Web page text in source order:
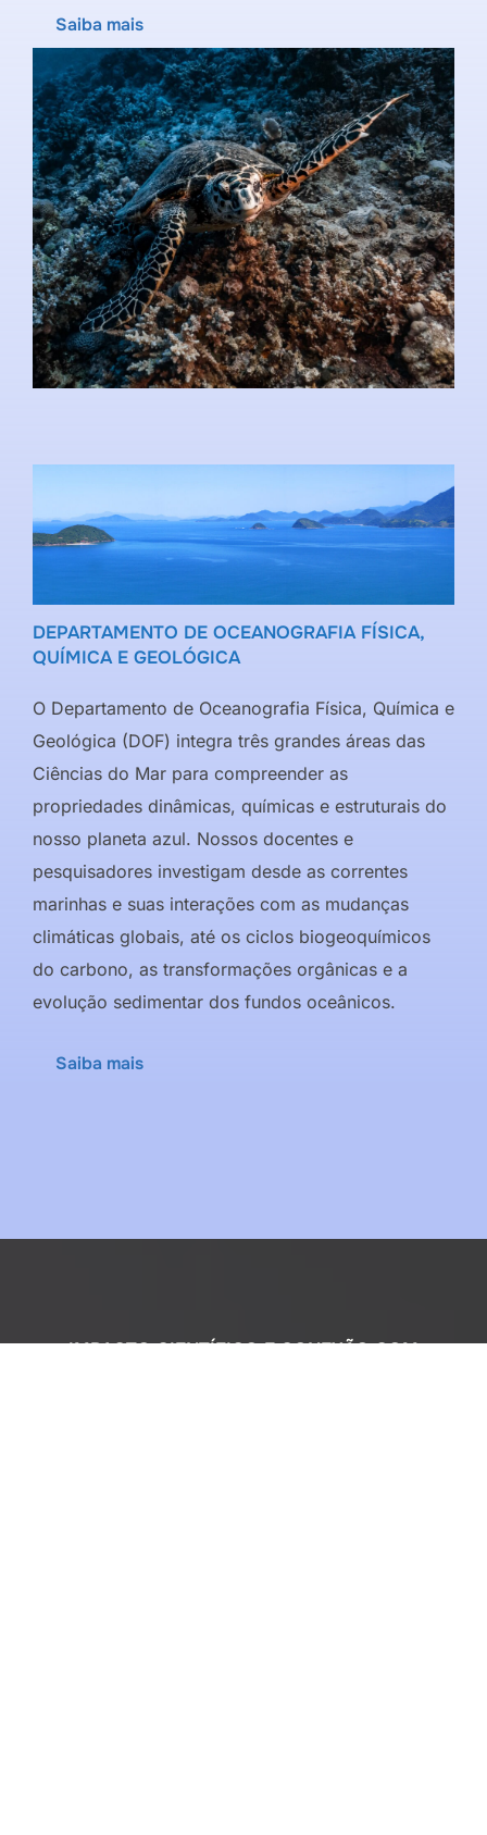
Saiba mais
DEPARTAMENTO DE OCEANOGRAFIA FÍSICA,
QUÍMICA E GEOLÓGICA
O Departamento de Oceanografia Física, Química e
Geológica (DOF) integra três grandes áreas das
Ciências do Mar para compreender as
propriedades dinâmicas, químicas e estruturais do
nosso planeta azul. Nossos docentes e
pesquisadores investigam desde as correntes
marinhas e suas interações com as mudanças
climáticas globais, até os ciclos biogeoquímicos
do carbono, as transformações orgânicas e a
evolução sedimentar dos fundos oceânicos.
Saiba mais
IMPACTO CIENTÍFICO E CONEXÃO COM